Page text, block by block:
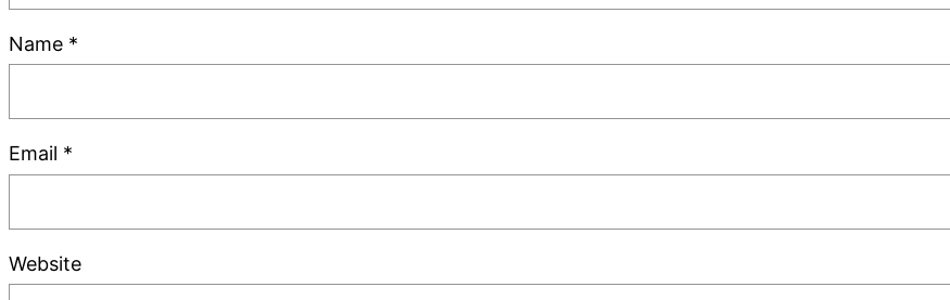
Name *
Email *
Website